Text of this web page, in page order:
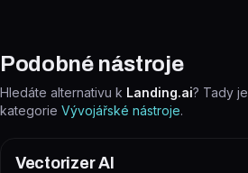
Podobné nástroje
Hledáte alternativu k Landing.ai? Tady je
kategorie Vývojářské nástroje.
Vectorizer AI